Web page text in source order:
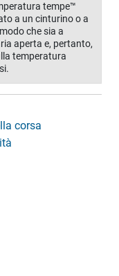
tempe™
a un cinturino o a
che sia a
aperta e, pertanto,
temperatura
corsa